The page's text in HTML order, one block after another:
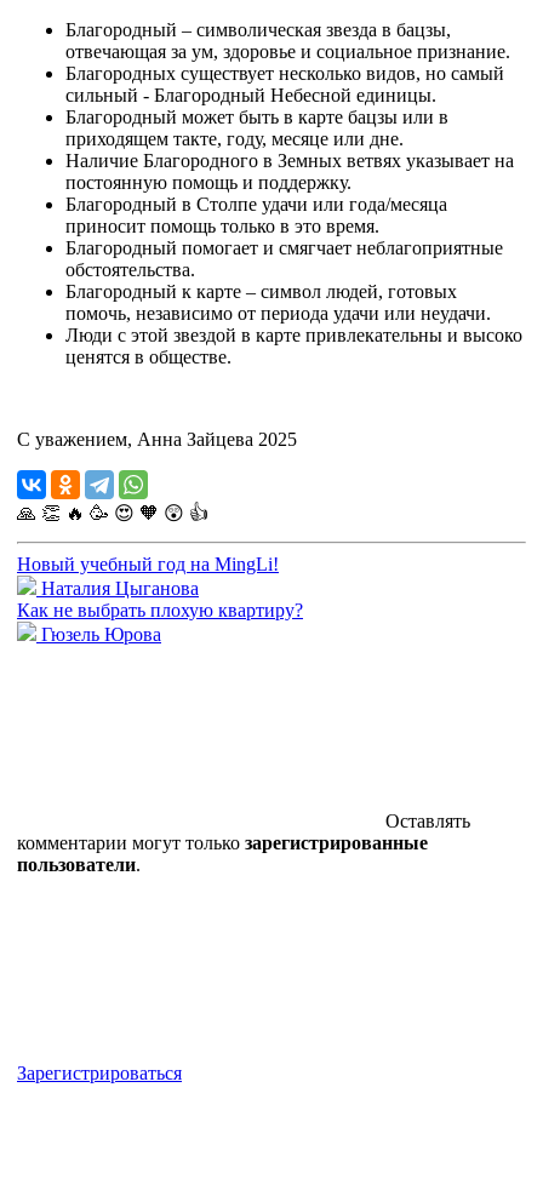
Благородный – символическая звезда в бацзы,
отвечающая за ум, здоровье и социальное признание.
Благородных существует несколько видов, но самый
сильный - Благородный Небесной единицы.
Благородный может быть в карте бацзы или в
приходящем такте, году, месяце или дне.
Наличие Благородного в Земных ветвях указывает на
постоянную помощь и поддержку.
Благородный в Столпе удачи или года/месяца
приносит помощь только в это время.
Благородный помогает и смягчает неблагоприятные
обстоятельства.
Благородный к карте – символ людей, готовых
помочь, независимо от периода удачи или неудачи.
Люди с этой звездой в карте привлекательны и высоко
ценятся в обществе.
С уважением, Анна Зайцева 2025
🙏 👏 🔥 🥳 😍 🧡 😲 👍
Новый учебный год на MingLi!
Наталия Цыганова
Как не выбрать плохую квартиру?
Гюзель Юрова
Оставлять
комментарии могут только зарегистрированные
пользователи.
Зарегистрироваться